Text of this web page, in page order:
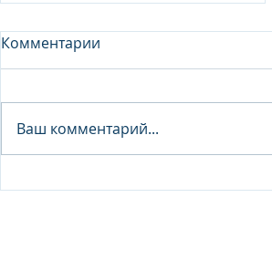
Junior Analyst / Analyst -
Комментарии
Ваш комментарий...